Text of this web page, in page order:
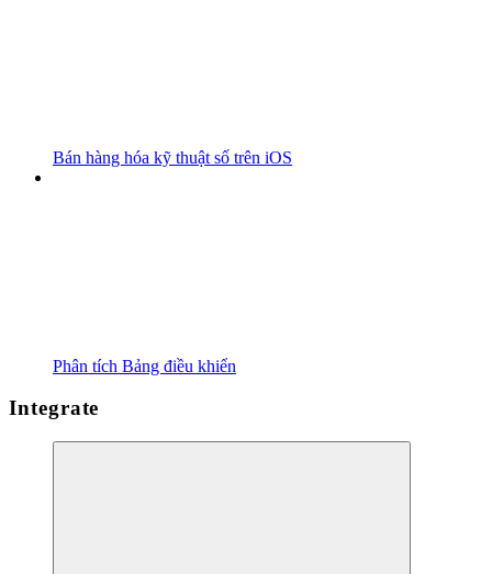
Bán hàng hóa kỹ thuật số trên iOS
Phân tích Bảng điều khiển
Integrate